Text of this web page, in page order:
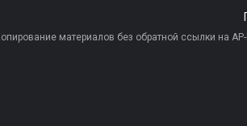
материалов без обратной ссылки на